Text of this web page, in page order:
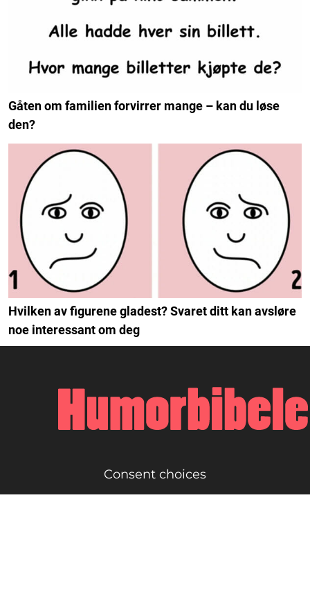
Gåten om familien forvirrer mange – kan du løse
den?
Hvilken av figurene gladest? Svaret ditt kan avsløre
noe interessant om deg
Consent choices